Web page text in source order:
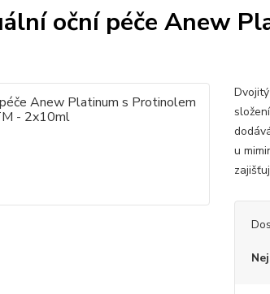
oční péče Anew
u